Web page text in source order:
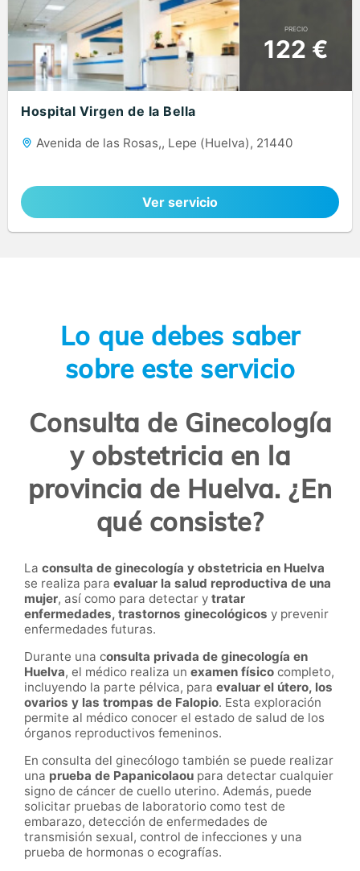
PRECIO
122 €
Hospital Virgen de la Bella
Avenida de las Rosas,, Lepe (Huelva), 21440
Ver servicio
Lo que debes saber
sobre este servicio
Consulta de Ginecología
y obstetricia en la
provincia de Huelva. ¿En
qué consiste?
La consulta de ginecología y obstetricia en Huelva
se realiza para evaluar la salud reproductiva de una
mujer, así como para detectar y tratar
enfermedades, trastornos ginecológicos y prevenir
enfermedades futuras.
Durante una consulta privada de ginecología en
Huelva, el médico realiza un examen físico completo,
incluyendo la parte pélvica, para evaluar el útero, los
ovarios y las trompas de Falopio. Esta exploración
permite al médico conocer el estado de salud de los
órganos reproductivos femeninos.
En consulta del ginecólogo también se puede realizar
una prueba de Papanicolaou para detectar cualquier
signo de cáncer de cuello uterino. Además, puede
solicitar pruebas de laboratorio como test de
embarazo, detección de enfermedades de
transmisión sexual, control de infecciones y una
prueba de hormonas o ecografías.